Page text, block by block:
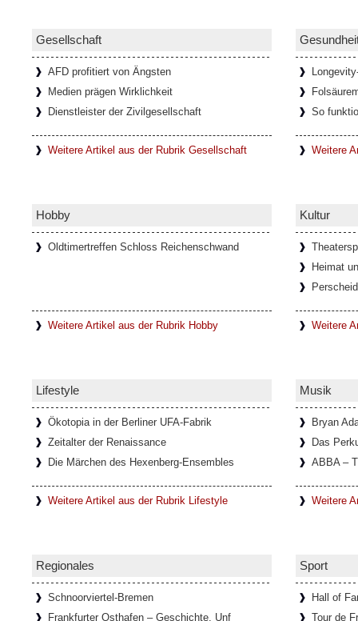
Piemont, bildet das Tor zu den drei Tälern
Glamouröse Hommage an
Ponte del Diavolo - Teufelsbrücke
In einem kleinen Ort mit dem Namen
Diavolo, die [Weiterlesen...]
Um Schloss Köpenick rankt sich eine
ehemalige Burg auf der Schlossinsel, mit
ausgezeichnete
[Weiterlesen...]
Im Goethe-Haus in Rom läuft eine
Gesellschaft
AFD profitiert von Ängsten
Medien prägen Wirklichkeit
Dienstleister der Zivilgesellschaft
Weitere Artikel aus der Rubrik Gesellschaft
So
Weitere
Hobby
Oldtimertreffen Schloss Reichenschwand
Weitere Artikel aus der Rubrik Hobby
Kultur
Heimat
Weitere
Lifestyle
Ökotopia in der Berliner UFA-Fabrik
Zeitalter der Renaissance
Die Märchen des Hexenberg-Ensembles
Weitere Artikel aus der Rubrik Lifestyle
Musik
Bryan
Das
ABBA –
Weitere
Regionales
Schnoorviertel-Bremen
Frankfurter Osthafen – Geschichte, Unf
Sport
Hall of
Tour de